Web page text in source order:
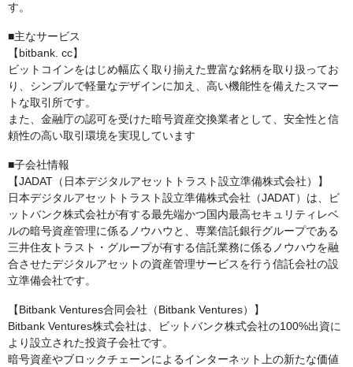
す。
■主なサービス
【bitbank. cc】
ビットコインをはじめ幅広く取り揃えた豊富な銘柄を取り扱ってお
り、シンプルで軽量なデザインに加え、高い機能性を備えたスマー
トな取引所です。
また、金融庁の認可を受けた暗号資産交換業者として、安全性と信
頼性の高い取引環境を実現しています
■子会社情報
【JADAT（日本デジタルアセットトラスト設立準備株式会社）】
日本デジタルアセットトラスト設立準備株式会社（JADAT）は、ビ
ットバンク株式会社が有する最先端かつ国内最高セキュリティレベ
ルの暗号資産管理に係るノウハウと、専業信託銀行グループである
三井住友トラスト・グループが有する信託業務に係るノウハウを融
合させたデジタルアセットの資産管理サービスを行う信託会社の設
立準備会社です。
【Bitbank Ventures合同会社（Bitbank Ventures）】
Bitbank Ventures株式会社は、ビットバンク株式会社の100%出資に
より設立された投資子会社です。
暗号資産やブロックチェーンによるインターネット上の新たな価値